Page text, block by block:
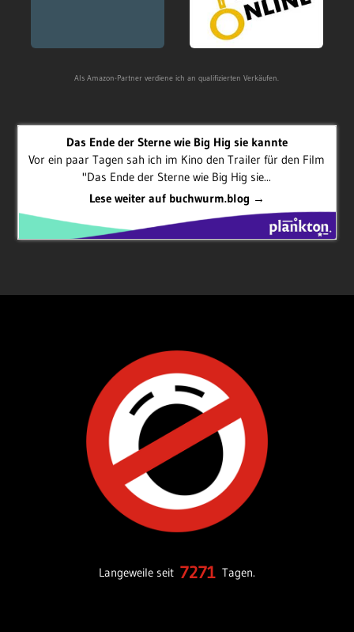
Als Amazon-Partner verdiene ich an qualifizierten Verkäufen.
Das Ende der Sterne wie Big Hig sie kannte
Vor ein paar Tagen sah ich im Kino den Trailer für den Film
"Das Ende der Sterne wie Big Hig sie...
Lese weiter auf buchwurm.blog →
Langeweile seit 7271 Tagen.